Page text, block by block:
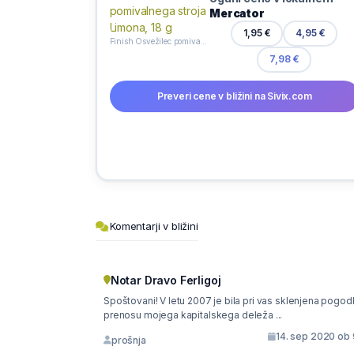
Mercator
1,95 € 4,95 €
7,98 €
Preveri cene v bližini na Sivix.com
Komentarji v bližini
Notar Dravo Ferligoj
Spoštovani! V letu 2007 je bila pri vas sklenjena pogodba o
prenosu mojega kapitalskega deleža ...
prošnja 14. sep 2020 ob